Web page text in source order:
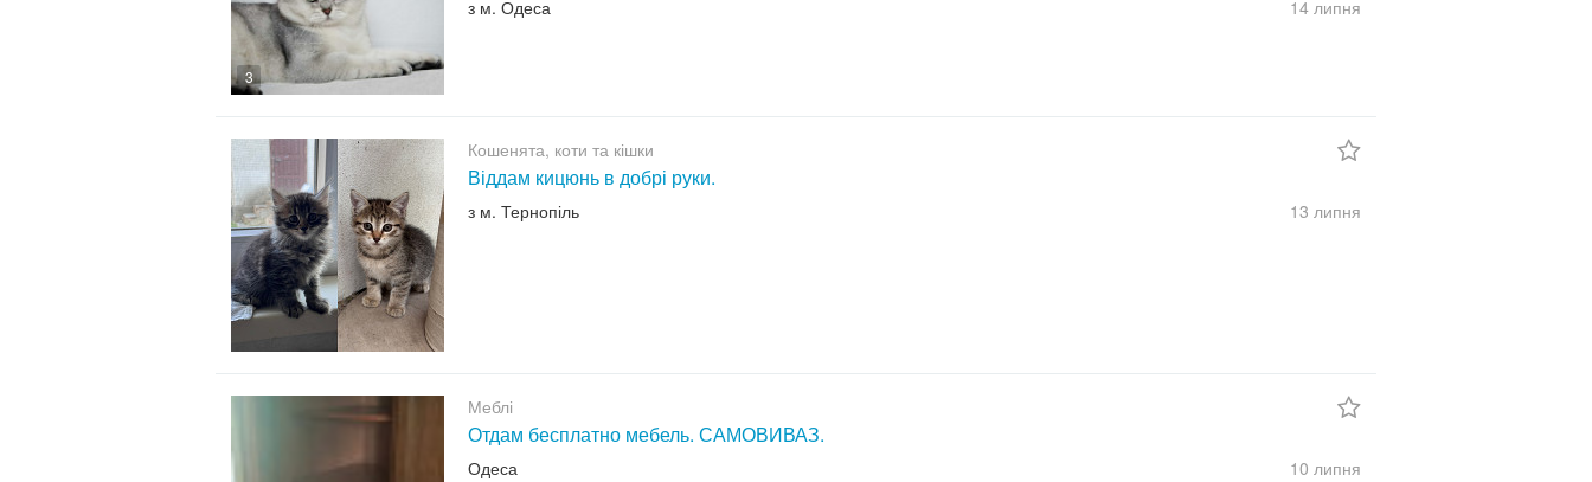
3
з м. Одеса 14 липня
Кошенята, коти та кішки
Віддам кицюнь в добрі руки.
з м. Тернопіль 13 липня
Меблі
Отдам бесплатно мебель. САМОВИВАЗ.
Одеса 10 липня